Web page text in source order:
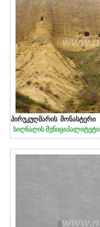
პირუკუღმარის მონასტერი
სიღნაღის მუნიციპალიტეტი